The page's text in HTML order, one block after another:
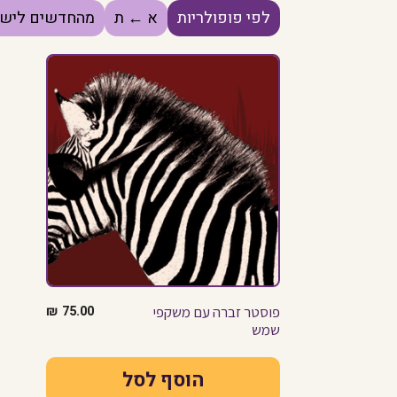
לפי פופולריות א ← ת מהחדשים
פוסטר זברה עם משקפי
שמש
75.00
₪
הוסף לסל